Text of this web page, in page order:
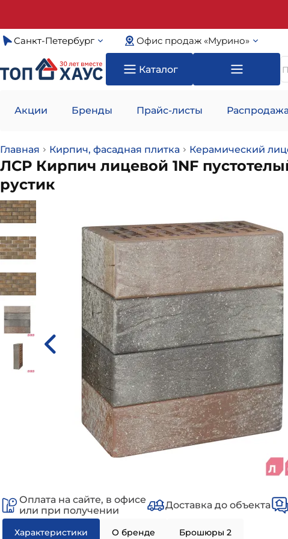
Санкт-Петербург Офис продаж «Мурино»
Каталог
Акции Бренды Прайс-листы
Главная Кирпич, фасадная плитка Керамический
ЛСР Кирпич лицевой 1NF
рустик
Оплата на сайте, в офисе
или при получении
Доставка до объекта
Характеристики О бренде Брошюры 2